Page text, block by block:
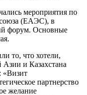
мероприятия по
союза (ЕАЭС), в
форум. Основные
то, что хотели,
и Казахстана
«Визит
партнерство
желание